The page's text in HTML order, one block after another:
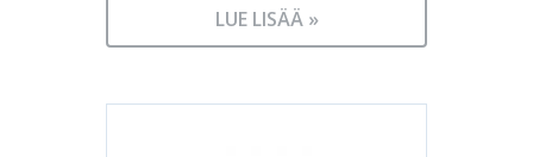
LUE LISÄÄ »